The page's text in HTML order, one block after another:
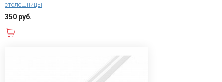
столешницы
350 руб.